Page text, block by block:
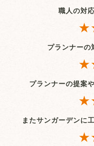
職人の対
プランナーの
プランナーの提案
またサンガーデンに